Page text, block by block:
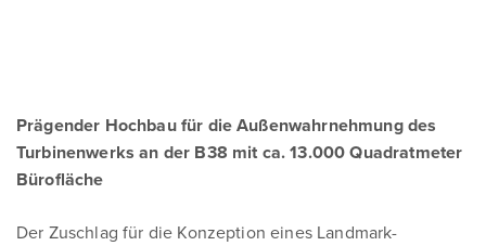
Prägender Hochbau für die Außenwahrnehmung des
Turbinenwerks an der B38 mit ca. 13.000 Quadratmeter
Bürofläche
Der Zuschlag für die Konzeption eines Landmark-